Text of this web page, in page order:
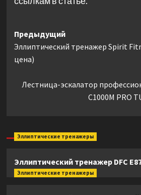
Навигация
записи
Предыдущий
Эллиптический тренажер Spirit
цена)
Лестница-эскалатор
C1000M PRO
Эллиптические тренажеры
Эллиптический тренажер DFC
Эллиптические тренажеры